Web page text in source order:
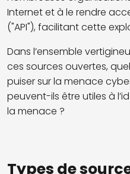
Internet et à le rendre
("API"), facilitant cette
Dans l’ensemble
ces sources ouvertes,
puiser sur la menace
peuvent-ils être utiles à
la menace ?
Types de